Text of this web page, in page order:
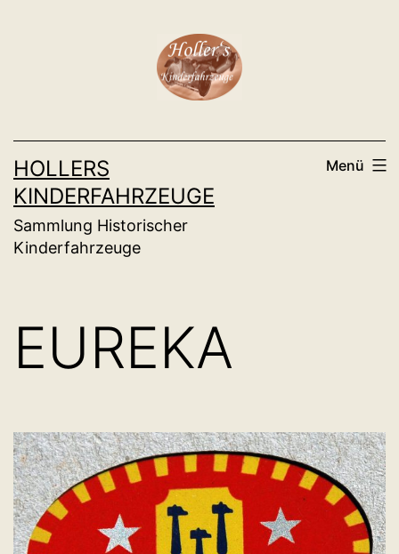
HOLLERS
KINDERFAHRZEUGE
Sammlung Historischer
Kinderfahrzeuge
Menü
EUREKA